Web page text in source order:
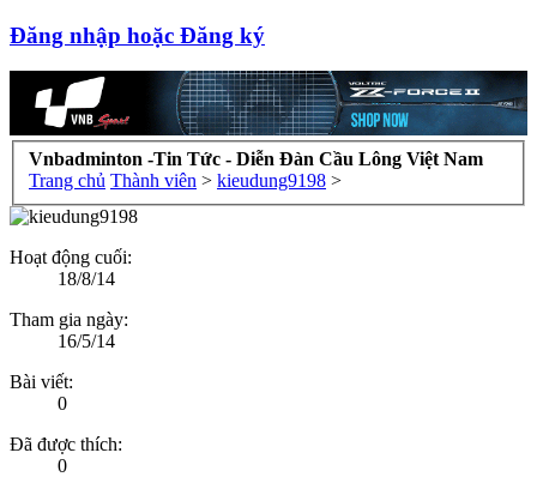
Đăng nhập hoặc Đăng ký
Vnbadminton -Tin Tức - Diễn Đàn Cầu Lông Việt Nam
Trang chủ Thành viên > kieudung9198 >
Hoạt động cuối:
18/8/14
Tham gia ngày:
16/5/14
Bài viết:
0
Đã được thích:
0